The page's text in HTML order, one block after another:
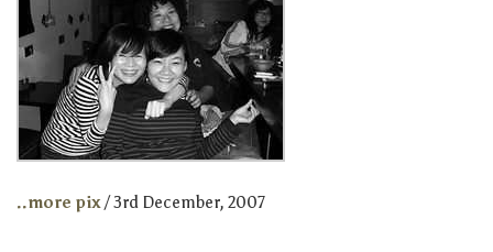
..more pix / 3rd December, 2007